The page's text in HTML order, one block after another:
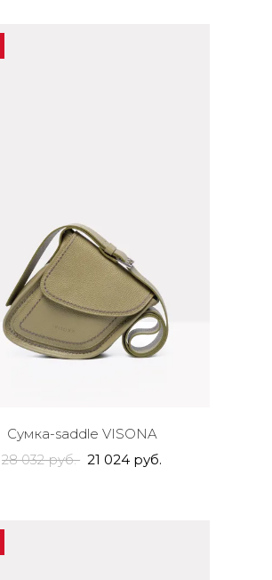
Сумка-saddle VISONA
28 032 руб. 21 024 руб.